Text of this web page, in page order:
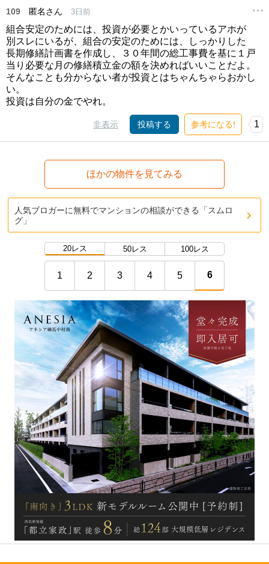
109 匿名さん 3日前
組合安定のためには、投資が必要とかいっているアホが
別スレにいるが、組合の安定のためには、しっかりした
長期修繕計画書を作成し、３０年間の総工事費を基に１戸
当り必要な月の修繕積立金の額を決めればいいことだよ。
そんなことも分からない者が投資とはちゃんちゃらおかし
い。
投資は自分の金でやれ。
非表示 投稿する 参考になる! 1
ほかの物件を見てみる
人気ブロガーに無料でマンションの相談ができる「スムロ
グ」
20レス 50レス 100レス
1 2 3 4 5 6